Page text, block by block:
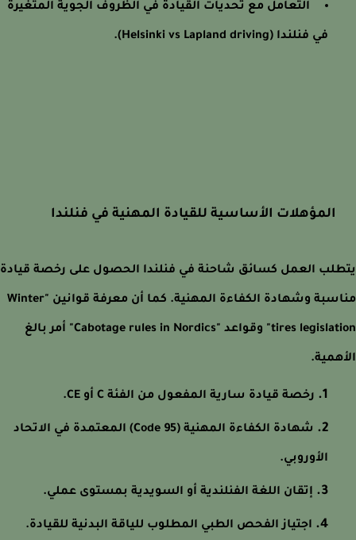
التعامل مع تحديات القيادة في الظروف الجوية المتغيرة
في فنلندا (Helsinki vs Lapland driving).
المؤهلات الأساسية للقيادة المهنية في فنلندا
العمل كسائق شاحنة في فنلندا الحصول على رخصة قيادة
مناسبة وشهادة الكفاءة المهنية. كما أن معرفة قوانين "Winter
tires legislation" وقواعد "Cabotage rules in Nordics" أمر بالغ
رخصة قيادة سارية المفعول من الفئة C أو CE.
شهادة الكفاءة المهنية (Code 95) المعتمدة في الاتحاد
الأوروبي.
إتقان اللغة الفنلندية أو السويدية بمستوى عملي.
اجتياز الفحص الطبي المطلوب للياقة البدنية للقيادة.